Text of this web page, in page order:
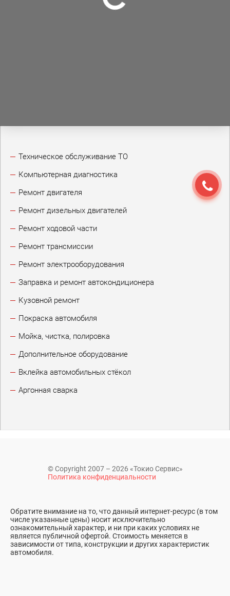
Техническое обслуживание ТО
Компьютерная диагностика
Ремонт двигателя
Ремонт дизельных двигателей
Ремонт ходовой части
Ремонт трансмиссии
Ремонт электрооборудования
Заправка и ремонт автокондиционера
Кузовной ремонт
Покраска автомобиля
Мойка, чистка, полировка
Дополнительное оборудование
Вклейка автомобильных стёкол
Аргонная сварка
© Copyright 2007 – 2026 «Токио Сервис»
Политика конфиденциальности
Обратите внимание на то, что данный интернет-ресурс (в том
числе указанные цены) носит исключительно
ознакомительный характер, и ни при каких условиях не
является публичной офертой. Стоимость меняется в
зависимости от типа, конструкции и других характеристик
автомобиля.